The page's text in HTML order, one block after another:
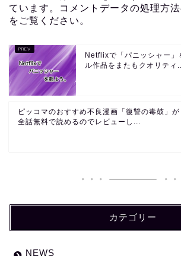
ています。
コメントデータの処理方
をご覧ください 。
Netflixで「パニッシャー」
ル作品をまたもクオリティ...
ピッコマのおすすめ不良漫画「復讐の毒鼓」が
全話無料で読めるのでレビューし...
カテゴリー
NEWS